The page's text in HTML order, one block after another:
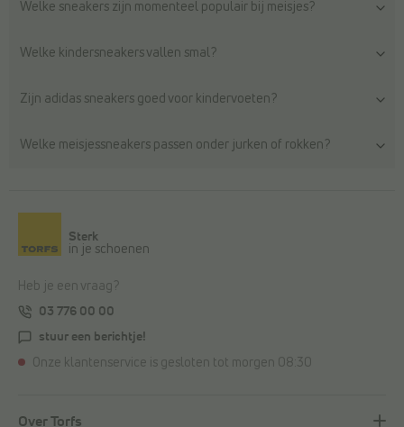
Welke sneakers zijn momenteel populair bij meisjes?
Welke kindersneakers vallen smal?
Zijn adidas sneakers goed voor kindervoeten?
Welke meisjessneakers passen onder jurken of rokken?
Sterk
in je schoenen
Heb je een vraag?
03 776 00 00
stuur een berichtje!
Onze klantenservice is gesloten tot morgen 08:30
Over Torfs